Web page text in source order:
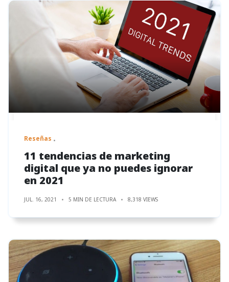
Reseñas
11 tendencias de marketing
digital que ya no puedes ignorar
en 2021
JUL. 16, 2021 5 MIN DE LECTURA 8,318 VIEWS